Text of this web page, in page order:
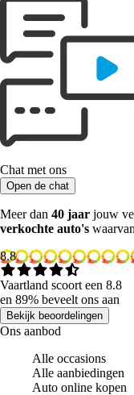
Chat met ons
Open de chat
Meer dan 40 jaar jouw
verkochte auto's waarvan
8.8
Vaartland scoort een 8.8
en 89% beveelt ons aan
Bekijk beoordelingen
Ons aanbod
Alle occasions
Alle aanbiedingen
Auto online kopen